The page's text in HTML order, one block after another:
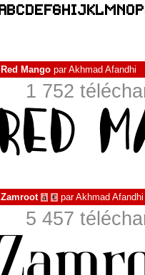
Red Mango parAkhmad Afandhi
1 752
Zamroot à € parAkhmad Afandhi
5 457